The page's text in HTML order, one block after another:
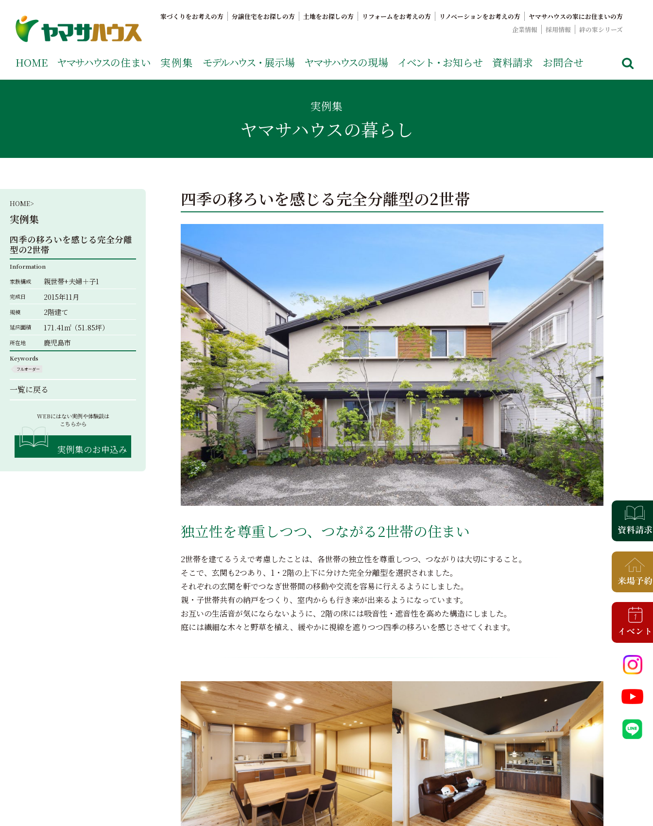
ご覧ください。
家づくりをお考えの方 分譲住宅をお探しの方 土地をお探しの方 リフォームをお考えの方 リノベーションをお考えの方
ヤマサハウスの家にお住まいの方
企業情報
採用情報 絆の家シリーズ
HOME ヤマサハウスの住まい 実例集 モデルハウス・ 展示場 ヤマサハウスの現場 イベント・ お知らせ 資料請求 お問合せ
実例集
ヤマサハウスの暮らし
四季の移ろいを感じる完全分離型の2世帯
独立性を尊重しつつ、つながる2世帯の住まい
2世帯を建てるうえで考慮したことは、各世帯の独立性を尊重しつつ、つながりは大切にすること。
そこで、玄関も2つあり、1・2階の上下に分けた完全分離型を選択されました。
それぞれの玄関を軒でつなぎ世帯間の移動や交流を容易に行えるようにしました。
親・子世帯共有の納戸をつくり、室内からも行き来が出来るようになっています。
お互いの生活音が気にならないように、2階の床には吸音性・遮音性を高めた構造にしました。
庭には繊細な木々と野草を植え、緩やかに視線を遮りつつ四季の移ろいを感じさせてくれます。
HOME>
実例集
四季の移ろいを感じる完全分離
型の2世帯
Information
家族構成
親世帯+夫婦＋子1
完成日 2015年11月
規模 2階建て
延床面積 171.41㎡（51.85坪）
所在地 鹿児島市
Keywords
フルオーダー
一覧に戻る
WEBにはない実例や体験談は
こちらから
実例集のお申込み